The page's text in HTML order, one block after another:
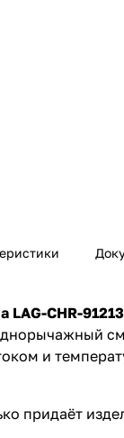
LAG-CHR-
и
придаёт